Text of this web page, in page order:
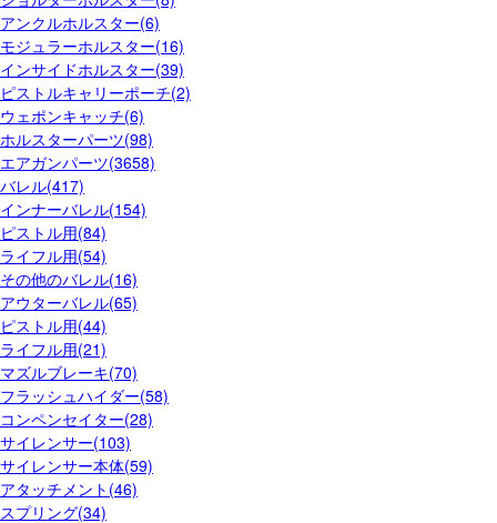
アンクルホルスター(6)
モジュラーホルスター(16)
インサイドホルスター(39)
ピストルキャリーポーチ(2)
ウェポンキャッチ(6)
ホルスターパーツ(98)
エアガンパーツ(3658)
バレル(417)
インナーバレル(154)
ピストル用(84)
ライフル用(54)
その他のバレル(16)
アウターバレル(65)
ピストル用(44)
ライフル用(21)
マズルブレーキ(70)
フラッシュハイダー(58)
コンペンセイター(28)
サイレンサー(103)
サイレンサー本体(59)
アタッチメント(46)
スプリング(34)